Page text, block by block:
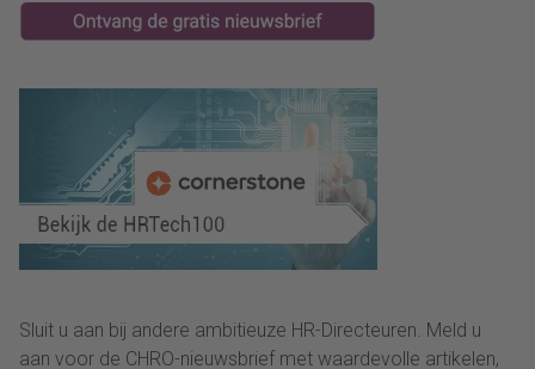
Sluit u aan bij andere ambitieuze HR-Directeuren. Meld u
aan voor de CHRO-nieuwsbrief met waardevolle artikelen,